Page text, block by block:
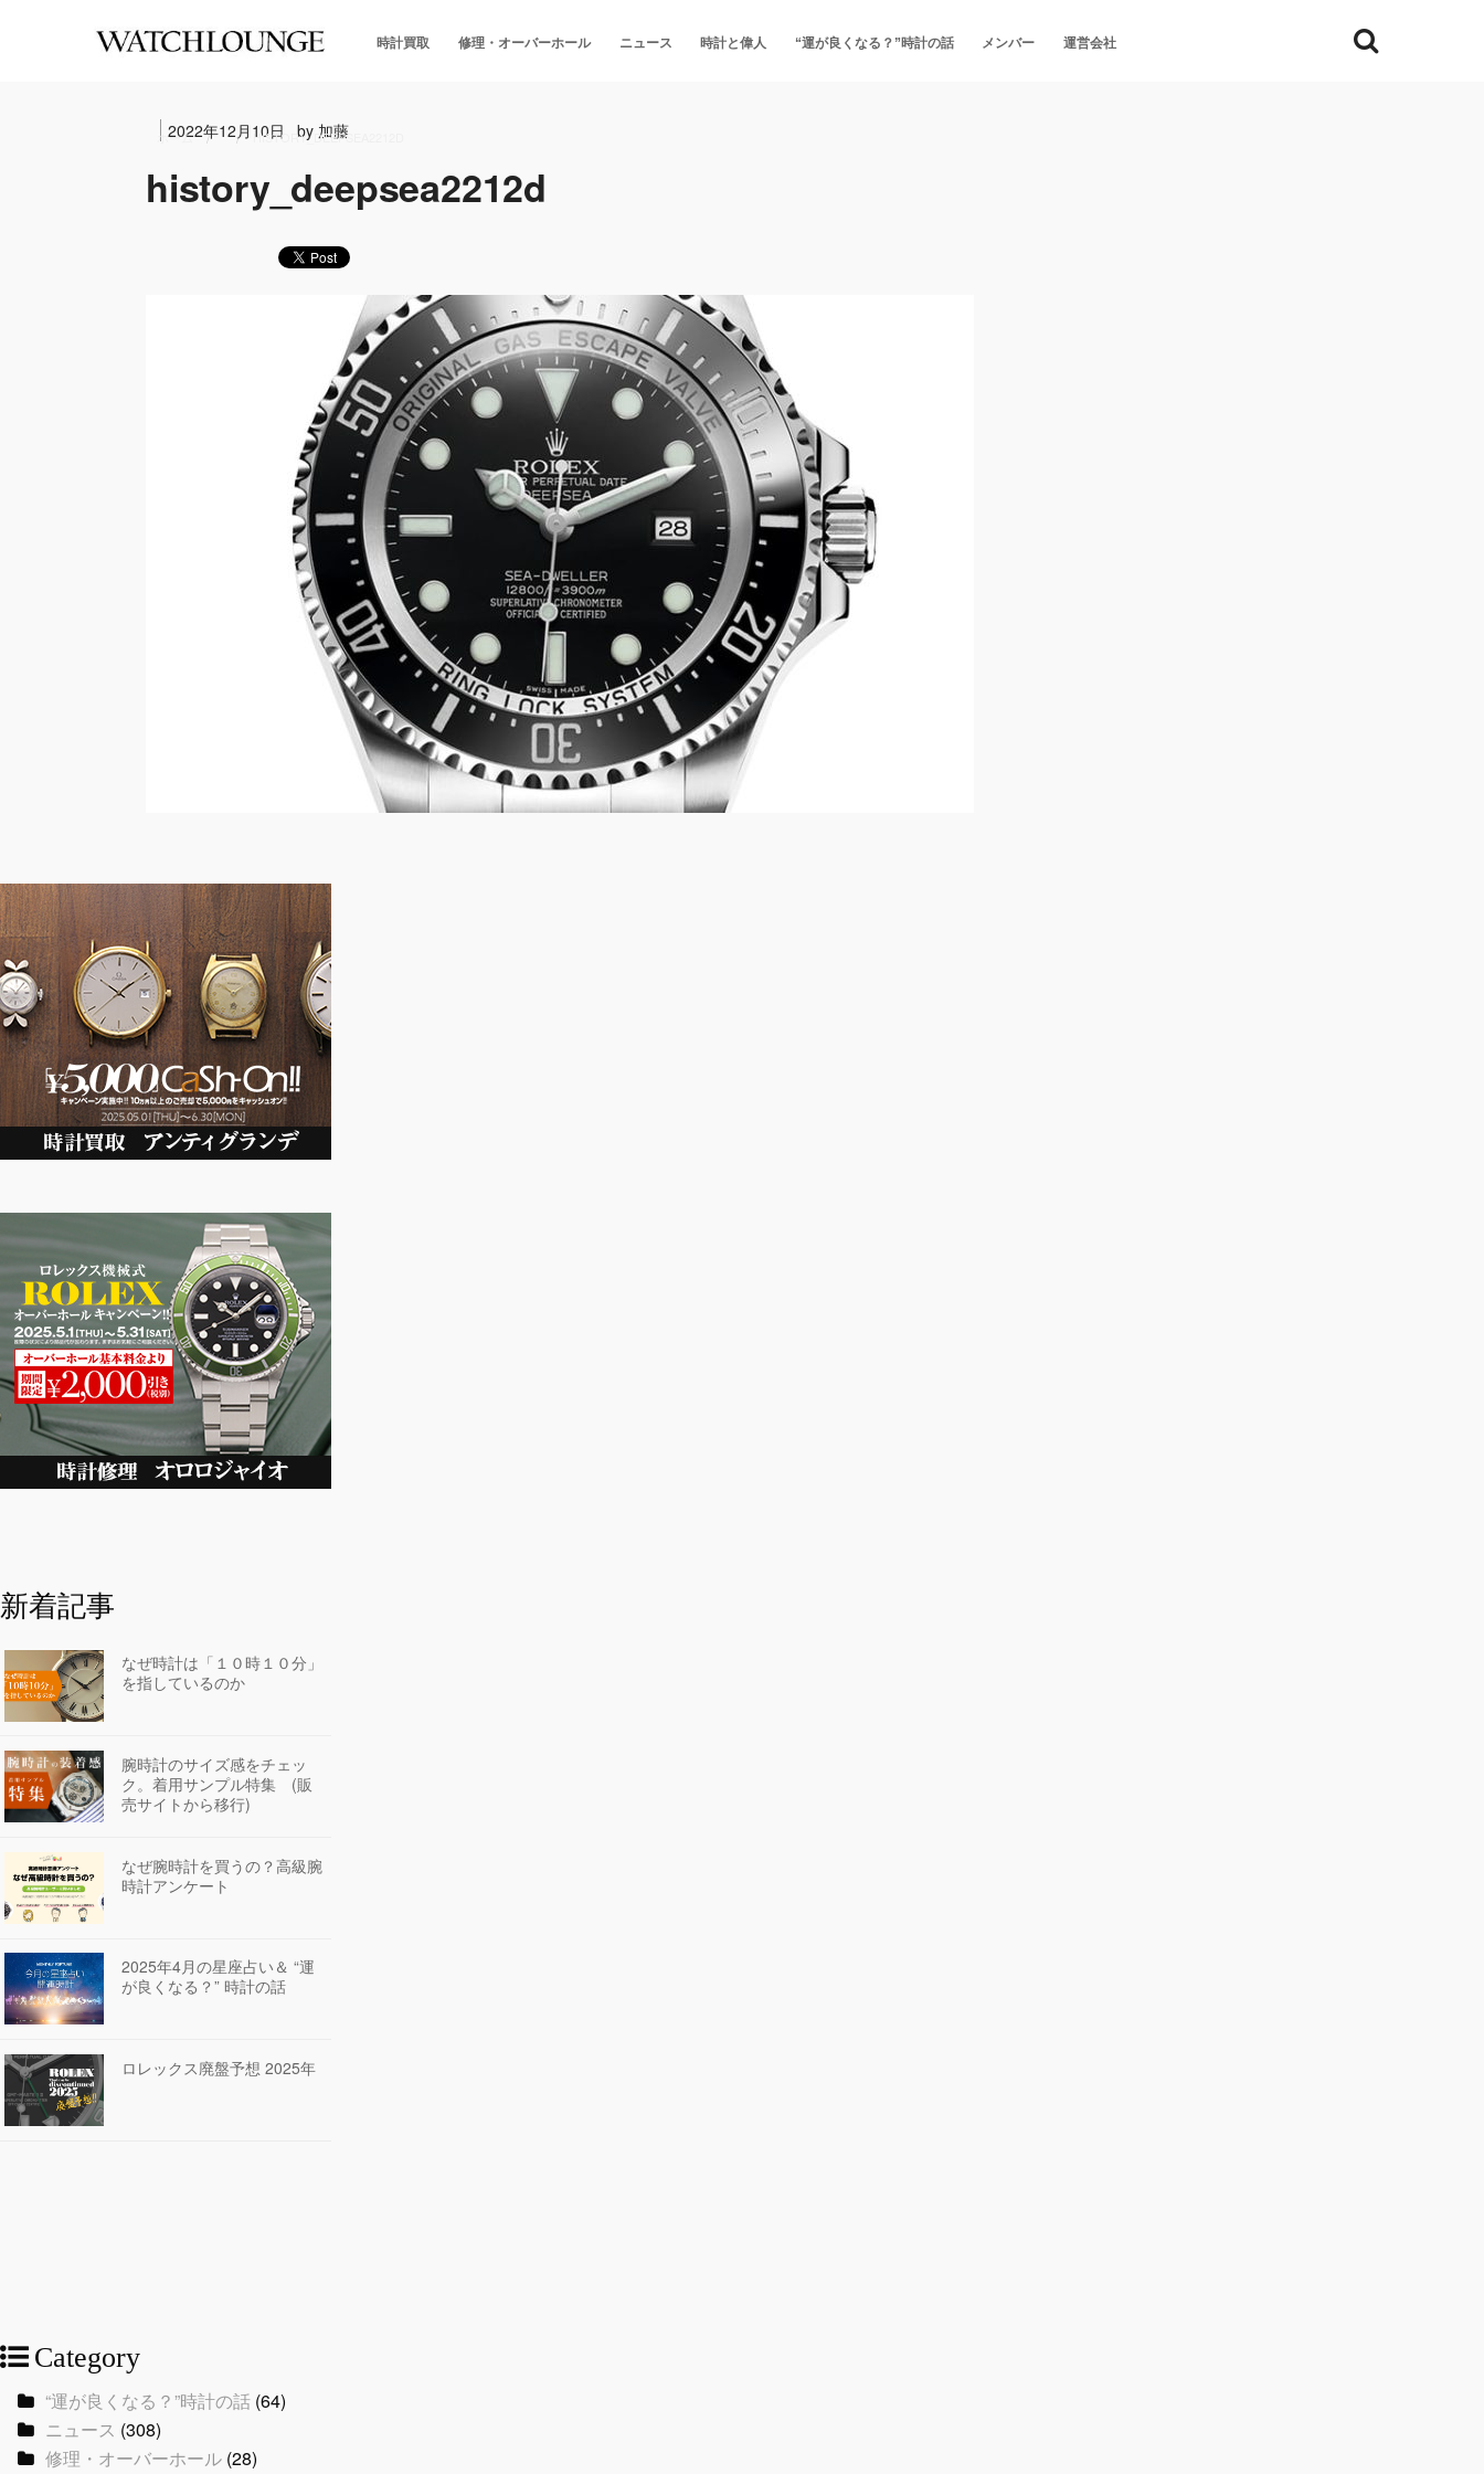
時計買取 修理・オーバーホール ニュース 時計と偉人 “運が良くなる？”時計の話 メンバー 運営会社
ホーム HISTORY_DEEPSEA2212D
2022年12月10日 by 加藤
history_deepsea2212d
新着記事
なぜ時計は「１０時１０分」
を指しているのか
腕時計のサイズ感をチェッ
ク。着用サンプル特集 (販
売サイトから移行)
なぜ腕時計を買うの？高級腕
時計アンケート
2025年4月の星座占い＆ “運
が良くなる？” 時計の話
ロレックス廃盤予想 2025年
Category
“運が良くなる？”時計の話(64)
ニュース (308)
修理・オーバーホール(28)